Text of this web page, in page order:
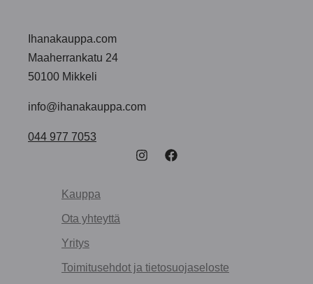
Ihanakauppa.com
Maaherrankatu 24
50100 Mikkeli
info@ihanakauppa.com
044 977 7053
Kauppa
Ota yhteyttä
Yritys
Toimitusehdot ja tietosuojaseloste